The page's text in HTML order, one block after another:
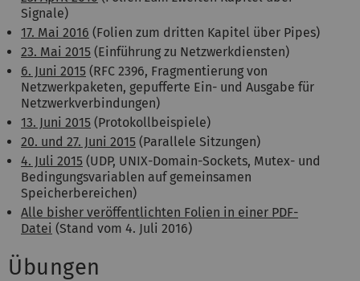
Signale)
17. Mai 2016 (Folien zum dritten Kapitel über Pipes)
23. Mai 2015 (Einführung zu Netzwerkdiensten)
6. Juni 2015 (RFC 2396, Fragmentierung von
Netzwerkpaketen, gepufferte Ein- und Ausgabe für
Netzwerkverbindungen)
13. Juni 2015 (Protokollbeispiele)
20. und 27. Juni 2015 (Parallele Sitzungen)
4. Juli 2015 (UDP, UNIX-Domain-Sockets, Mutex- und
Bedingungsvariablen auf gemeinsamen
Speicherbereichen)
Alle bisher veröffentlichten Folien in einer PDF-
Datei (Stand vom 4. Juli 2016)
Übungen